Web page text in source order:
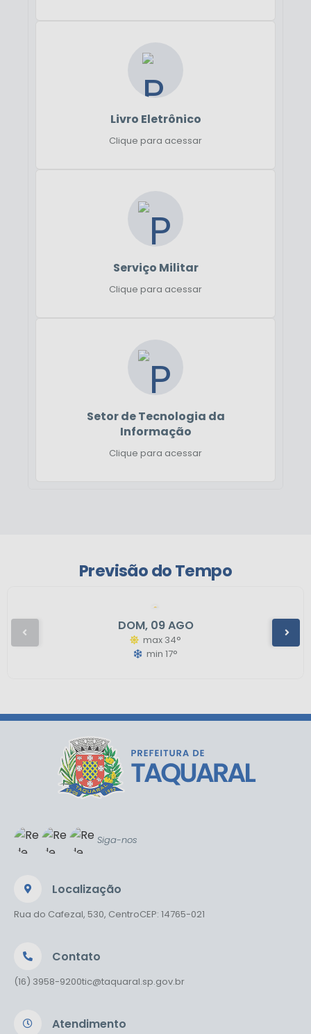
Livro Eletrônico
Clique para acessar
Serviço Militar
Clique para acessar
Setor de Tecnologia da
Informação
Clique para acessar
Previsão do Tempo
DOM 09 AGO
max 34°
min 17°
Siga-nos
Localização
Rua do Cafezal, 530, CentroCEP: 14765-021
Contato
(16) 3958-9200tic@taquaral.sp.gov.br
Atendimento